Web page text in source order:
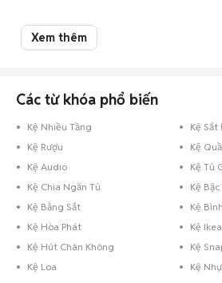
Xem thêm
Các từ khóa phổ biến
Kệ Nhiều Tầng
Kệ
Kệ Rượu
Kệ
Kệ Audio
Kệ Tủ
Kệ Chia Ngăn Tủ
Kệ
Kệ Bằng Sắt
Kệ
Kệ Hòa Phát
Kệ Ikea
Kệ Hút Chân Không
Kệ
Kệ Loa
Kệ